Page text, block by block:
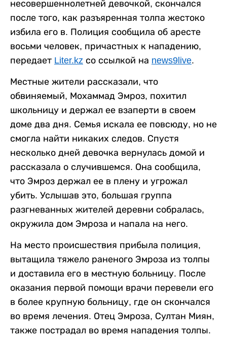
несовершеннолетней девочкой, скончался
после того, как разъяренная толпа жестоко
избила его в. Полиция сообщила об аресте
восьми человек, причастных к нападению,
передает Liter.kz со ссылкой на news9live.
Местные жители рассказали, что
обвиняемый, Мохаммад Эмроз, похитил
школьницу и держал ее взаперти в своем
доме два дня. Семья искала ее повсюду, но не
смогла найти никаких следов. Спустя
несколько дней девочка вернулась домой и
рассказала о случившемся. Она сообщила,
что Эмроз держал ее в плену и угрожал
убить. Услышав это, большая группа
разгневанных жителей деревни собралась,
окружила дом Эмроза и напала на него.
На место происшествия прибыла полиция,
вытащила тяжело раненого Эмроза из толпы
и доставила его в местную больницу. После
оказания первой помощи врачи перевели его
в более крупную больницу, где он скончался
во время лечения. Отец Эмроза, Султан Миян,
также пострадал во время нападения толпы.